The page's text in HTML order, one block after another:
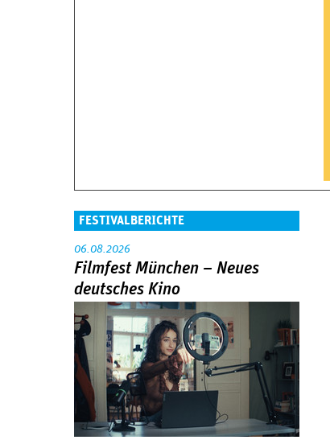
FESTIVALBERICHTE
06.08.2026
Filmfest München – Neues
deutsches Kino